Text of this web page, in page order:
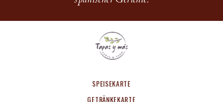
SPEISEKARTE
GETRÄNKEKARTE